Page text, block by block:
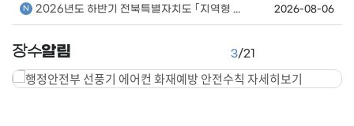
2026년도 하반기 전북특별자치도 ｢지역형 ... 2026-08-06
장수알림 3/21